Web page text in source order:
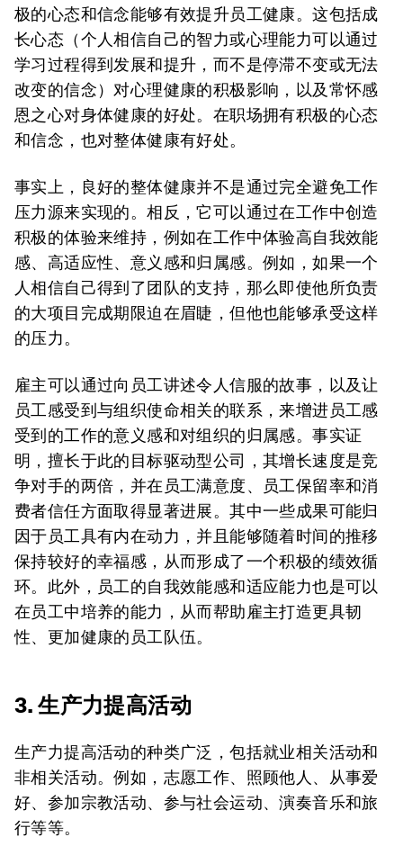
极的心态和信念能够有效提升员工健康。这包括成
长心态（个人相信自己的智力或心理能力可以通过
学习过程得到发展和提升，而不是停滞不变或无法
改变的信念）对心理健康的积极影响，以及常怀感
恩之心对身体健康的好处。在职场拥有积极的心态
和信念，也对整体健康有好处。
事实上，良好的整体健康并不是通过完全避免工作
压力源来实现的。相反，它可以通过在工作中创造
积极的体验来维持，例如在工作中体验高自我效能
感、高适应性、意义感和归属感。例如，如果一个
人相信自己得到了团队的支持，那么即使他所负责
的大项目完成期限迫在眉睫，但他也能够承受这样
的压力。
雇主可以通过向员工讲述令人信服的故事，以及让
员工感受到与组织使命相关的联系，来增进员工感
受到的工作的意义感和对组织的归属感。事实证
明，擅长于此的目标驱动型公司，其增长速度是竞
争对手的两倍，并在员工满意度、员工保留率和消
费者信任方面取得显著进展。其中一些成果可能归
因于员工具有内在动力，并且能够随着时间的推移
保持较好的幸福感，从而形成了一个积极的绩效循
环。此外，员工的自我效能感和适应能力也是可以
在员工中培养的能力，从而帮助雇主打造更具韧
性、更加健康的员工队伍。
3. 生产力提高活动
生产力提高活动的种类广泛，包括就业相关活动和
非相关活动。例如，志愿工作、照顾他人、从事爱
好、参加宗教活动、参与社会运动、演奏音乐和旅
行等等。